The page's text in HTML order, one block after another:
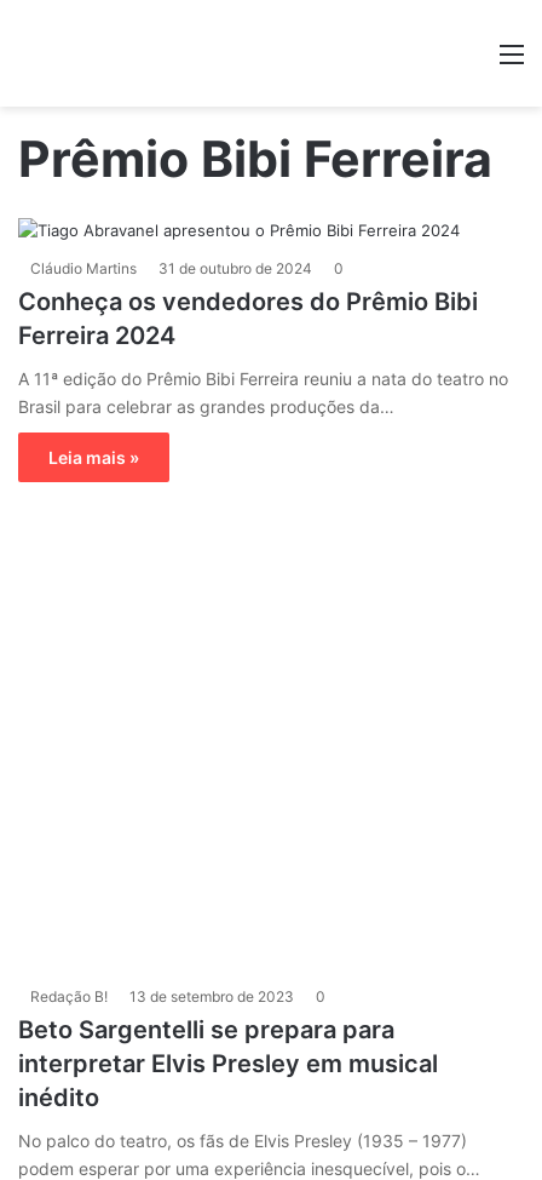
Prêmio Bibi Ferreira
Cláudio Martins 31 de outubro de 2024 0
Conheça os vendedores do Prêmio Bibi
Ferreira 2024
A 11ª edição do Prêmio Bibi Ferreira reuniu a nata do teatro no
Brasil para celebrar as grandes produções da…
Leia mais »
Redação B! 13 de setembro de 2023 0
Beto Sargentelli se prepara para
interpretar Elvis Presley em musical
inédito
No palco do teatro, os fãs de Elvis Presley (1935 – 1977)
podem esperar por uma experiência inesquecível, pois o…